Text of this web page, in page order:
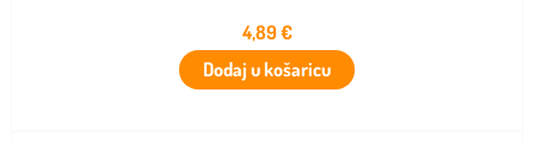
4,89€
Dodaj u košaricu